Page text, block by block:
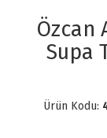
Özcan
Supa
Ürün Kodu: